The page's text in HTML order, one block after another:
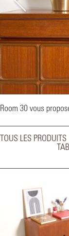
Room 30 vous
TOUS LES PRODUITS